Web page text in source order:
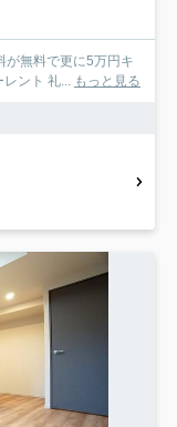
が無料で更に5万円キ
ント 礼... もっと見る